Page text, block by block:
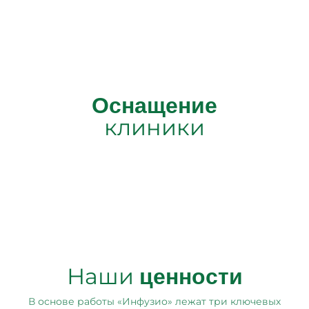
Оснащение
клиники
Наши ценности
В основе работы «Инфузио» лежат три ключевых